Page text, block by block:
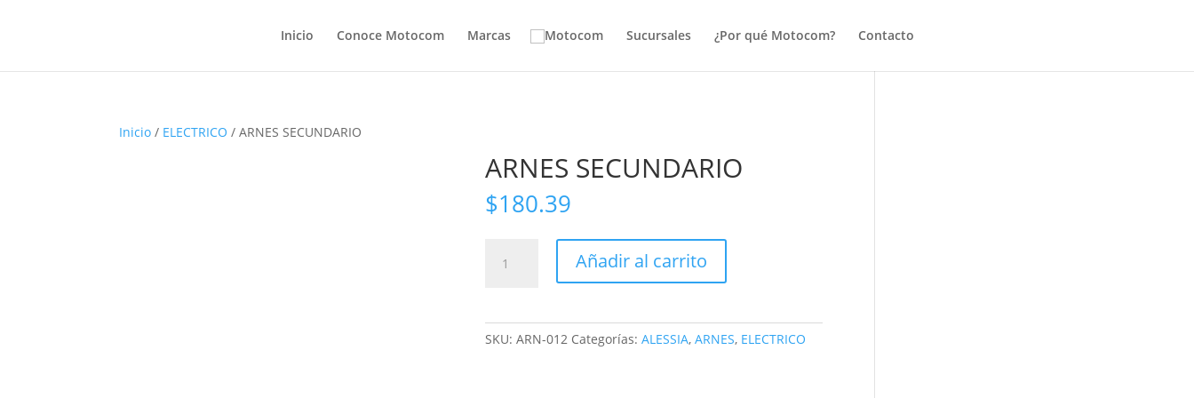
Inicio Conoce Motocom Marcas Sucursales ¿Por qué Motocom? Contacto
Inicio / ELECTRICO / ARNES SECUNDARIO
ARNES SECUNDARIO
$180.39
SECUNDARIO
Añadir al carrito
SKU:ARN-012 Categorías:ALESSIA,ARNES, ELECTRICO